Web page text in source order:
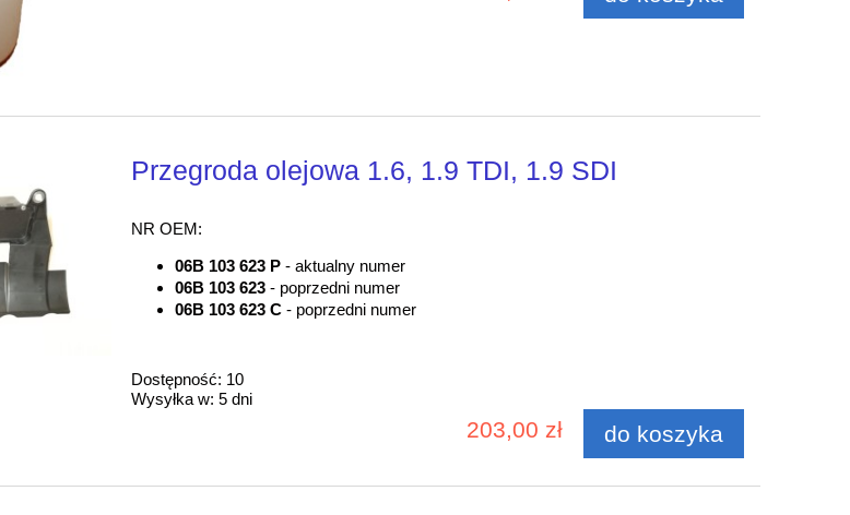
Przegroda olejowa 1.6, 1.9 TDI, 1.9 SDI
NR OEM:
06B 103 623 P - aktualny numer
06B 103 623 - poprzedni numer
06B 103 623 C - poprzedni numer
Dostępność: 10
Wysyłka w: 5 dni
203,00 zł do koszyka